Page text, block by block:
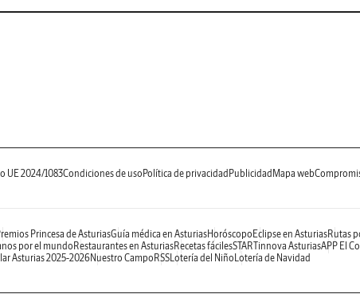
UE 2024/1083Condiciones de uso Política de privacidad Publicidad Mapa web
Princesa de AsturiasGuía médica en AsturiasHoróscopo Eclipse en AsturiasRutas
por el mundoRestaurantes en AsturiasRecetas fácilesSTARTinnova AsturiasAPP El
Asturias 2025-2026Nuestro Campo RSSLotería del Niño Lotería de Navidad